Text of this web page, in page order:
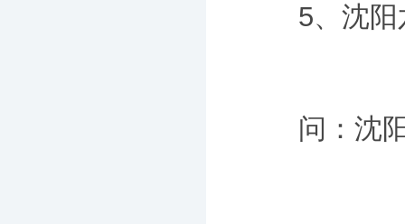
5、沈阳六
问：沈阳